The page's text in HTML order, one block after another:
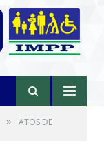
»
ATOS DE